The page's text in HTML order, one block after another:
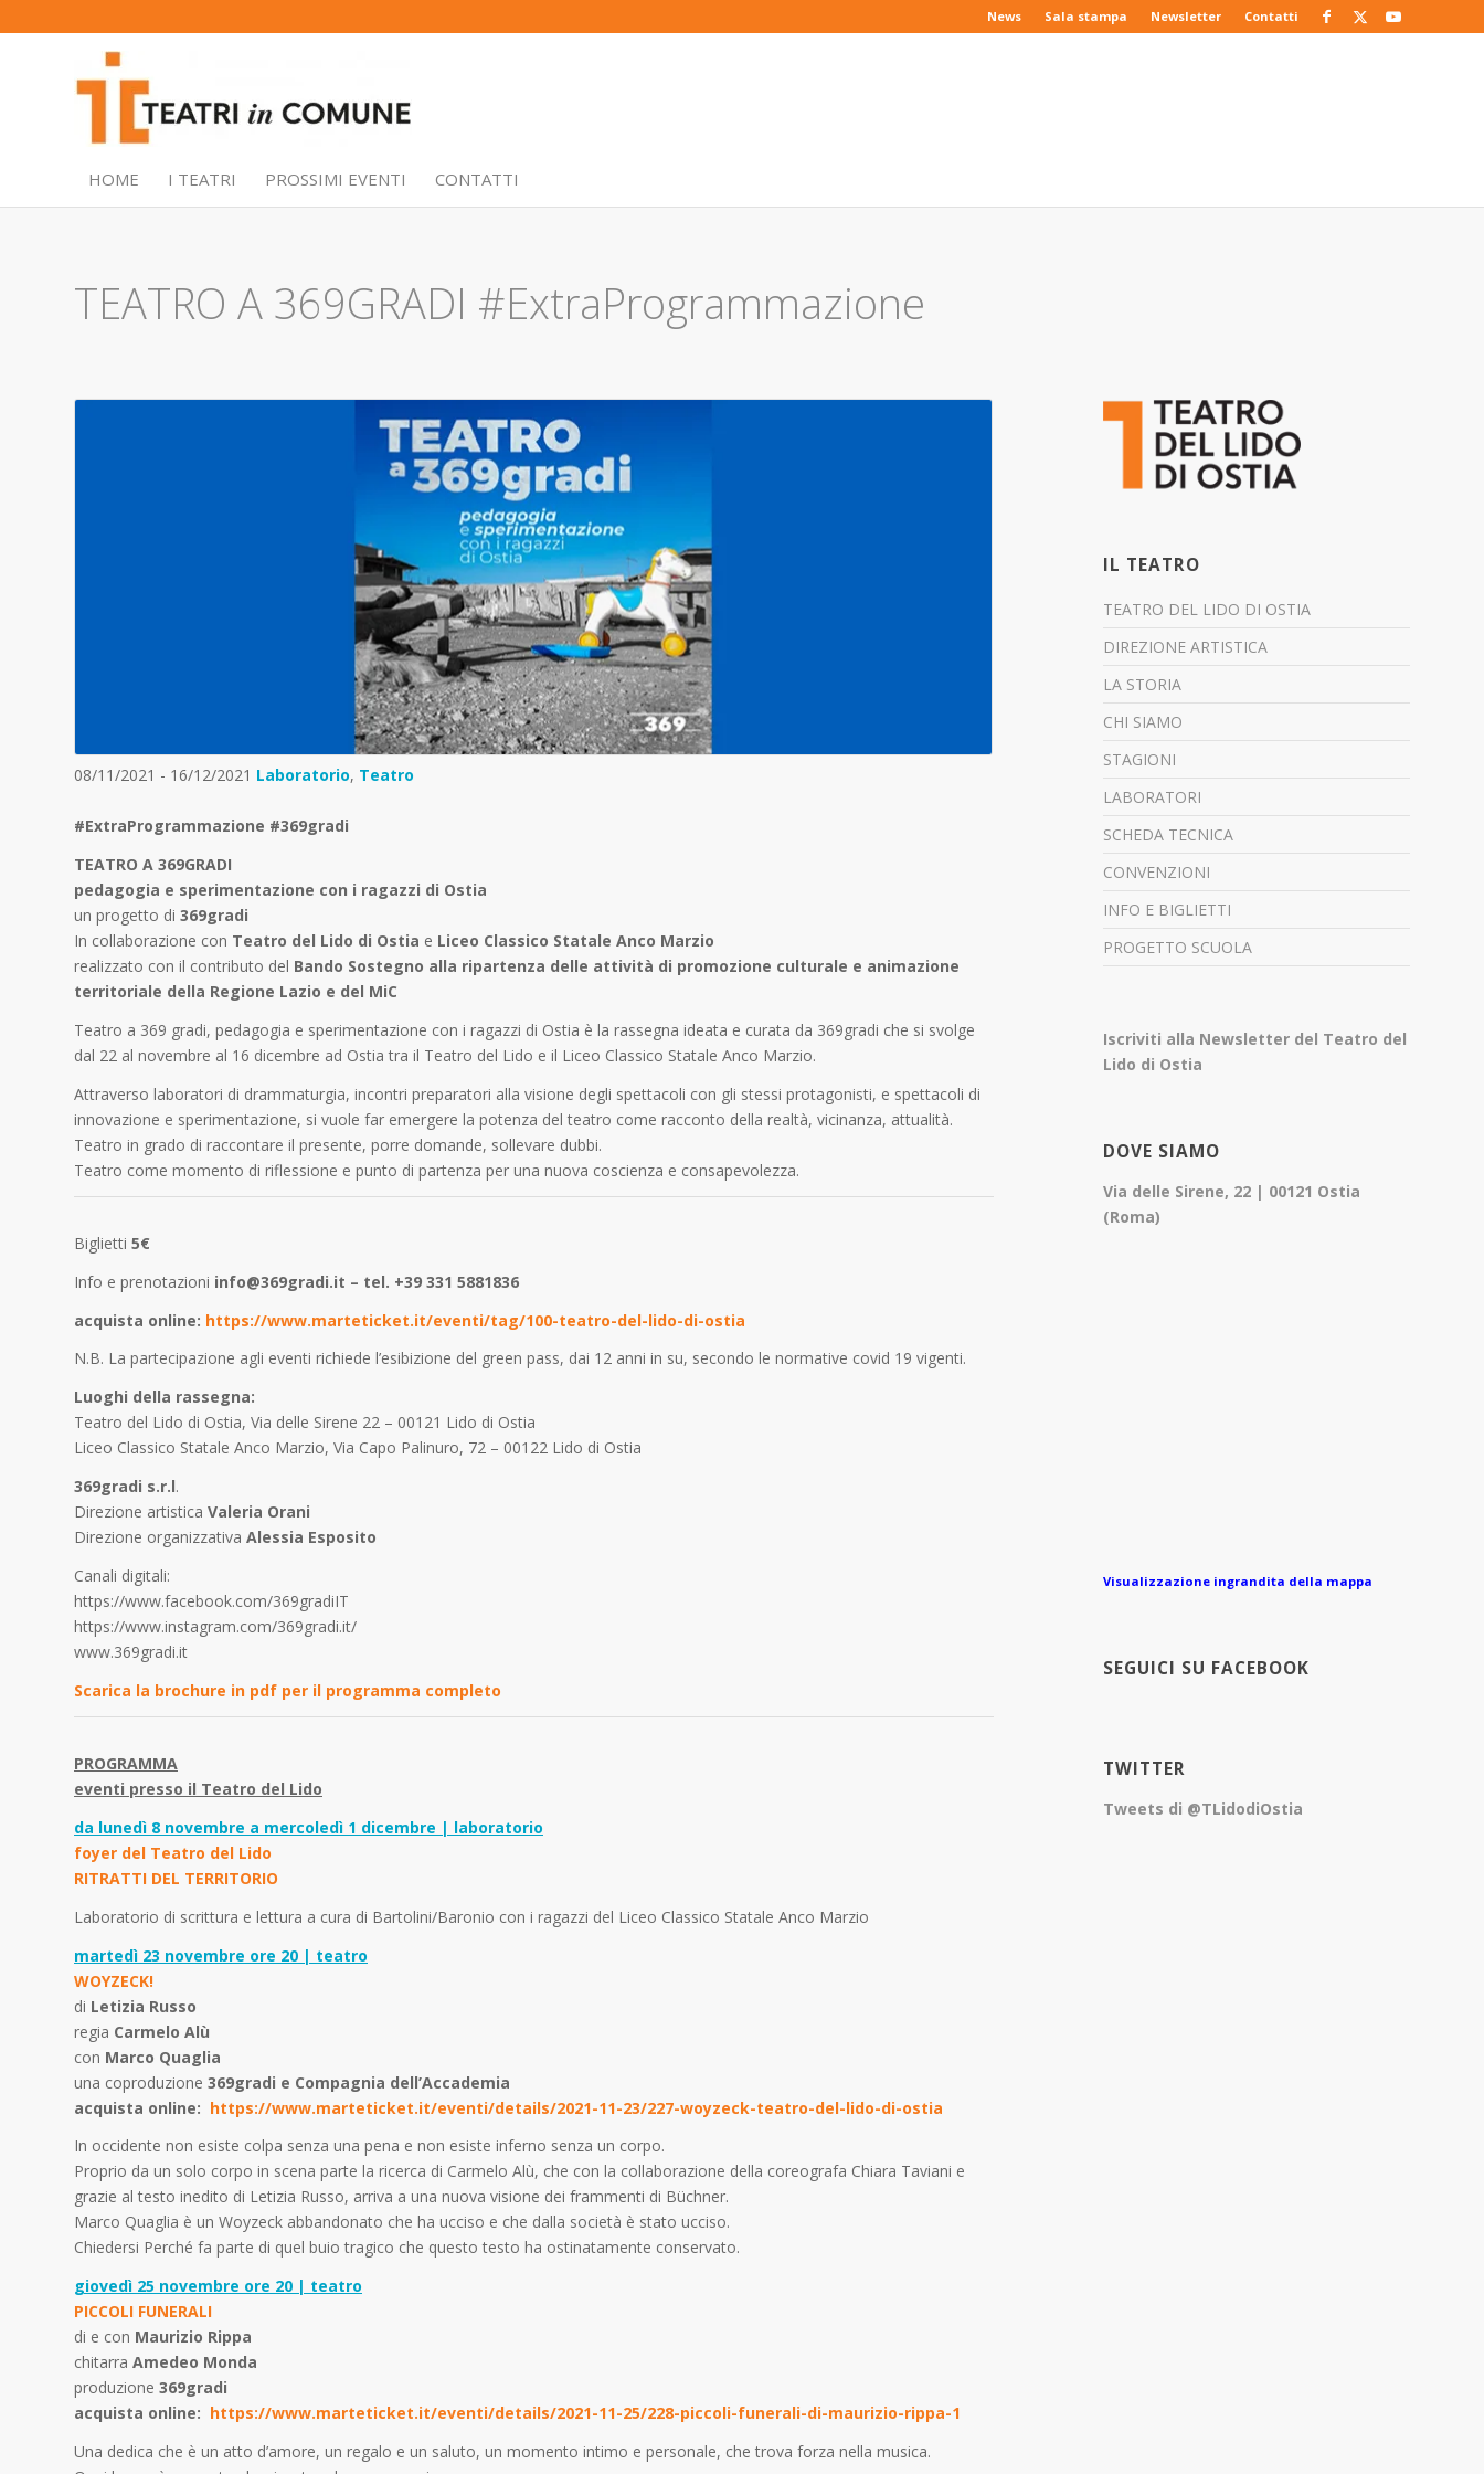
News Sala stampa Newsletter Contatti
HOME I TEATRI PROSSIMI EVENTI CONTATTI
TEATRO A 369GRADI #ExtraProgrammazione
08/11/2021 - 16/12/2021 Laboratorio, Teatro
#ExtraProgrammazione #369gradi
TEATRO A 369GRADI
pedagogia e sperimentazione con i ragazzi di Ostia
un progetto di 369gradi
In collaborazione con Teatro del Lido di Ostia e Liceo Classico Statale Anco Marzio
realizzato con il contributo del Bando Sostegno alla ripartenza delle attività di promozione culturale e animazione
territoriale della Regione Lazio e del MiC
Teatro a 369 gradi, pedagogia e sperimentazione con i ragazzi di Ostia è la rassegna ideata e curata da 369gradi che si svolge
dal 22 al novembre al 16 dicembre ad Ostia tra il Teatro del Lido e il Liceo Classico Statale Anco Marzio.
Attraverso laboratori di drammaturgia, incontri preparatori alla visione degli spettacoli con gli stessi protagonisti, e spettacoli di
innovazione e sperimentazione, si vuole far emergere la potenza del teatro come racconto della realtà, vicinanza, attualità.
Teatro in grado di raccontare il presente, porre domande, sollevare dubbi.
Teatro come momento di riflessione e punto di partenza per una nuova coscienza e consapevolezza.
Biglietti 5€
Info e prenotazioni info@369gradi.it – tel. +39 331 5881836
acquista online: https://www.marteticket.it/eventi/tag/100-teatro-del-lido-di-ostia
N.B. La partecipazione agli eventi richiede l’esibizione del green pass, dai 12 anni in su, secondo le normative covid 19 vigenti.
Luoghi della rassegna:
Teatro del Lido di Ostia, Via delle Sirene 22 – 00121 Lido di Ostia
Liceo Classico Statale Anco Marzio, Via Capo Palinuro, 72 – 00122 Lido di Ostia
369gradi s.r.l.
Direzione artistica Valeria Orani
Direzione organizzativa Alessia Esposito
Canali digitali:
https://www.facebook.com/369gradiIT
https://www.instagram.com/369gradi.it/
www.369gradi.it
Scarica la brochure in pdf per il programma completo
PROGRAMMA
eventi presso il Teatro del Lido
da lunedì 8 novembre a mercoledì 1 dicembre | laboratorio
foyer del Teatro del Lido
RITRATTI DEL TERRITORIO
Laboratorio di scrittura e lettura a cura di Bartolini/Baronio con i ragazzi del Liceo Classico Statale Anco Marzio
martedì 23 novembre ore 20 | teatro
WOYZECK!
di Letizia Russo
regia Carmelo Alù
con Marco Quaglia
una coproduzione 369gradi e Compagnia dell’Accademia
acquista online: https://www.marteticket.it/eventi/details/2021-11-23/227-woyzeck-teatro-del-lido-di-ostia
In occidente non esiste colpa senza una pena e non esiste inferno senza un corpo.
Proprio da un solo corpo in scena parte la ricerca di Carmelo Alù, che con la collaborazione della coreografa Chiara Taviani e
grazie al testo inedito di Letizia Russo, arriva a una nuova visione dei frammenti di Büchner.
Marco Quaglia è un Woyzeck abbandonato che ha ucciso e che dalla società è stato ucciso.
Chiedersi Perché fa parte di quel buio tragico che questo testo ha ostinatamente conservato.
giovedì 25 novembre ore 20 | teatro
PICCOLI FUNERALI
di e con Maurizio Rippa
chitarra Amedeo Monda
produzione 369gradi
acquista online: https://www.marteticket.it/eventi/details/2021-11-25/228-piccoli-funerali-di-maurizio-rippa-1
Una dedica che è un atto d’amore, un regalo e un saluto, un momento intimo e personale, che trova forza nella musica.
IL TEATRO
TEATRO DEL LIDO DI OSTIA
DIREZIONE ARTISTICA
LA STORIA
CHI SIAMO
STAGIONI
LABORATORI
SCHEDA TECNICA
CONVENZIONI
INFO E BIGLIETTI
PROGETTO SCUOLA
Iscriviti alla Newsletter del Teatro del
Lido di Ostia
DOVE SIAMO
Via delle Sirene, 22 | 00121 Ostia
(Roma)
Visualizzazione ingrandita della mappa
SEGUICI SU FACEBOOK
TWITTER
Tweets di @TLidodiOstia